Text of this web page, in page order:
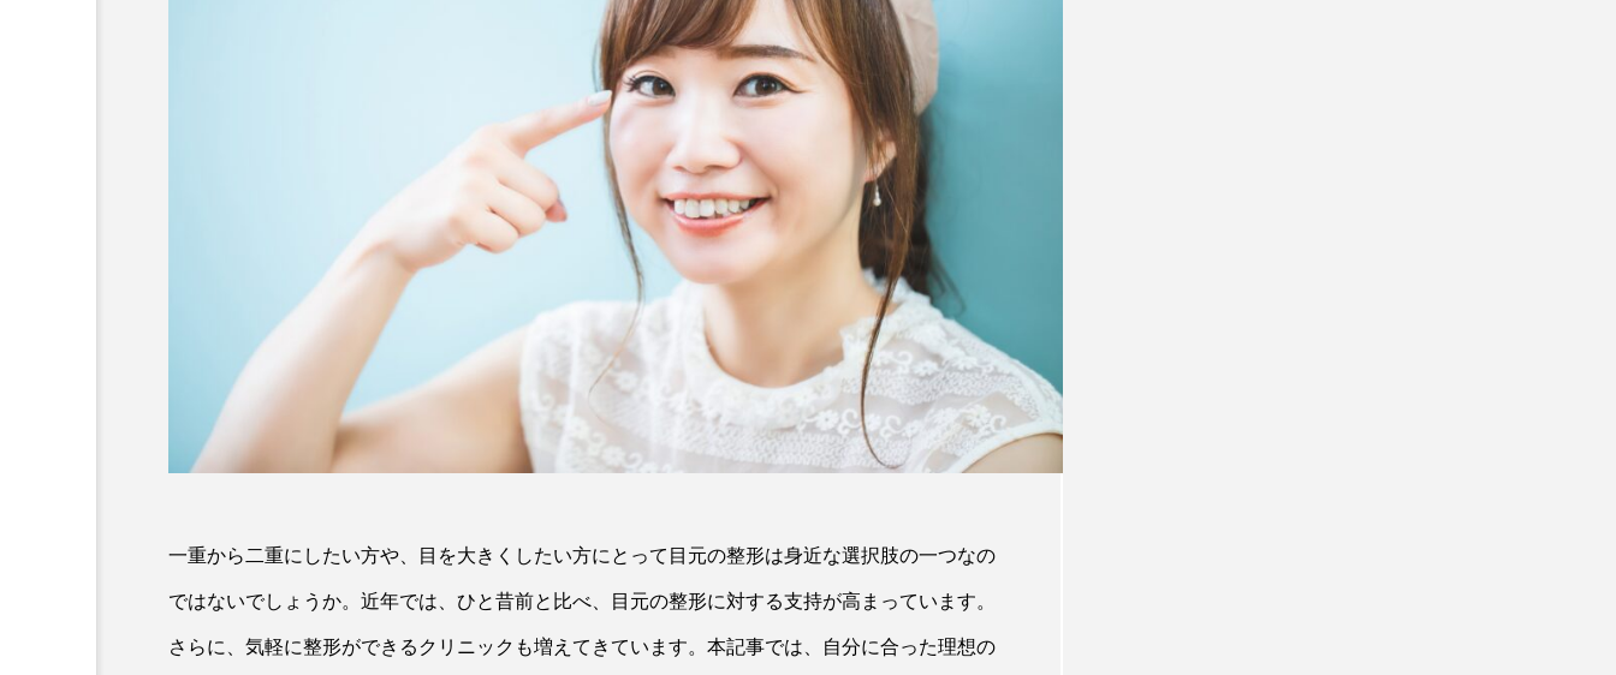
一重から二重にしたい方や、目を大きくしたい方にとって目元の整形は身近な選択肢の一つなの
ではないでしょうか。近年では、ひと昔前と比べ、目元の整形に対する支持が高まっています。
さらに、気軽に整形ができるクリニックも増えてきています。本記事では、自分に合った理想の